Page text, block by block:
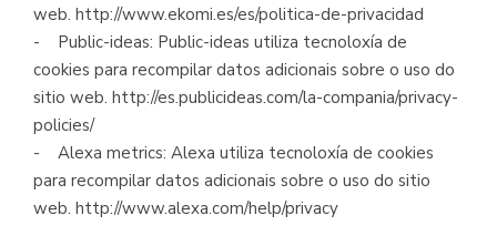
web. http://www.ekomi.es/es/politica-de-privacidad
- Public-ideas: Public-ideas utiliza tecnoloxía de
cookies para recompilar datos adicionais sobre o uso do
sitio web. http://es.publicideas.com/la-compania/privacy-
policies/
- Alexa metrics: Alexa utiliza tecnoloxía de cookies
para recompilar datos adicionais sobre o uso do sitio
web. http://www.alexa.com/help/privacy